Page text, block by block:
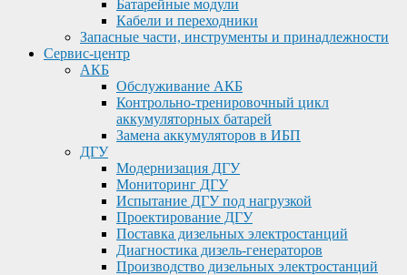
Батарейные модули
Кабели и переходники
Запасные части, инструменты и принадлежности
Сервис-центр
АКБ
Обслуживание АКБ
Контрольно-тренировочный цикл
аккумуляторных батарей
Замена аккумуляторов в ИБП
ДГУ
Модернизация ДГУ
Мониторинг ДГУ
Испытание ДГУ под нагрузкой
Проектирование ДГУ
Поставка дизельных электростанций
Диагностика дизель-генераторов
Производство дизельных электростанций